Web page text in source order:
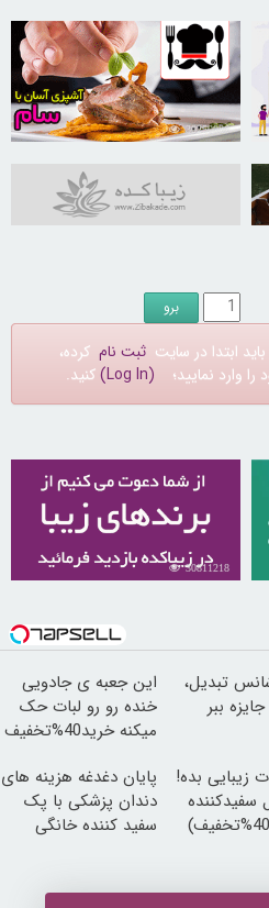
30250086
ابتدا در سایت ثبت نام کرده،
وارد نمایید؛ (Log In) کنید.
30811218
تبدیل،
ببر
این جعبه ی جادویی
خنده رو رو لبات حک
میکنه خرید40%تخفیف
زیبایی بده!
سفیدکننده
پایان دغدغه هزینه های
دندان پزشکی با پک
سفید کننده خانگی